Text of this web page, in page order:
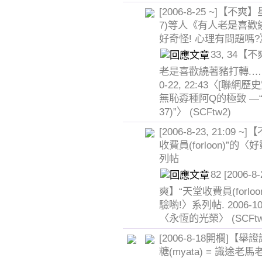
[2006-8-25 ~]【不爽】
7)等人《有人老是喜歡
好奇怪! 心理有問題嗎?
33, 34【不
老是喜歡繞著豬打轉
0-22, 22:43〈[聯網歷
無恥孬種阿Q的極致
37)”〉 (SCFtw2)
[2006-8-23, 21:09 ~]【
收費員(forloon)”的〈
列帖
82 [2006-
爽】“天堂收費員
驗喲!〉系列帖. 2006-
〈永恆的光榮〉
[2006-8-18開欄]【舉
糖(myata) = 識途老馬